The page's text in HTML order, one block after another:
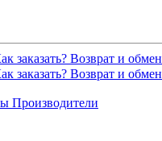
заказать? Возврат и обмен
заказать? Возврат и обмен
Производители